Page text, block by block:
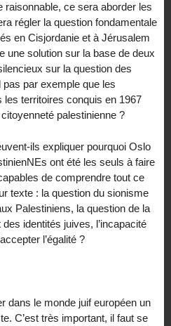
ce sera aborder les
régler la question fondamentale
en Cisjordanie et à Jérusalem
une solution sur la base de deux
sur la question des
par exemple que les
les territoires conquis en 1967
palestinienne ?
ils expliquer pourquoi Oslo
ont été les seuls à faire
de comprendre tout ce
texte : la question du sionisme
Palestiniens, la question de la
identités juives, l’incapacité
l’égalité ?
dans le monde juif européen un
C’est très important, il faut se